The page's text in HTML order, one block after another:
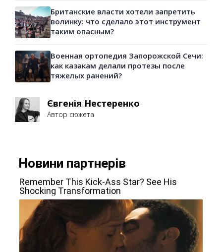
Британские власти хотели запретить
волинку: что сделало этот инструмент
таким опасным?
Военная ортопедия Запорожской Сечи:
как казакам делали протезы после
тяжелых ранений?
Євгенія Нестеренко
Автор сюжета